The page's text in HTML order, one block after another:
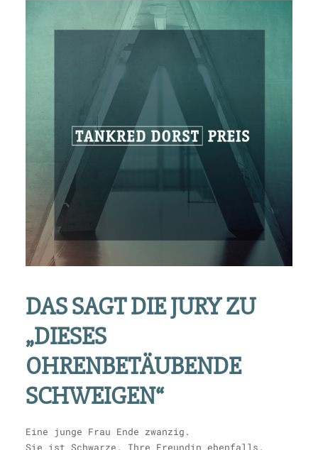
DAS SAGT DIE JURY ZU
„DIESES
OHRENBETÄUBENDE
SCHWEIGEN“
Eine junge Frau Ende zwanzig.
Sie ist Schwarze. Ihre Freundin ebenfalls.